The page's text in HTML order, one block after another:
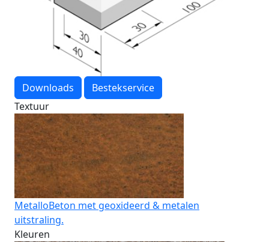
Downloads
Bestekservice
Textuur
MetalloBeton met geoxideerd & metalen
uitstraling.
Kleuren